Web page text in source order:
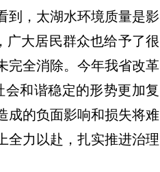
到，太湖水环境质量是影
广大居民群众也给予了很
完全消除。今年我省改革
和谐稳定的形势更加复
成的负面影响和损失将难
全力以赴，扎实推进治理